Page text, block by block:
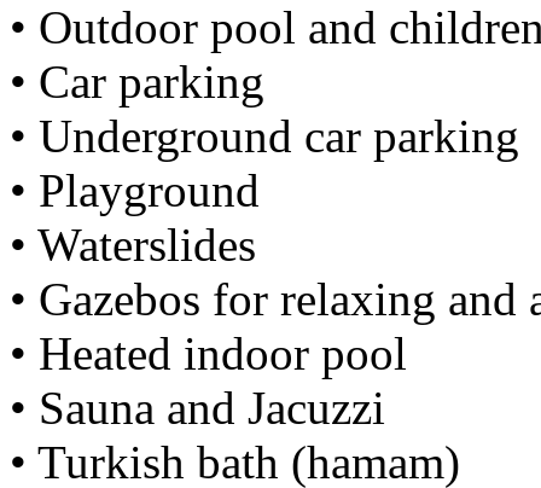
• Outdoor pool and
• Car parking
• Underground car parking
• Playground
• Waterslides
• Gazebos for relaxing and
• Heated indoor pool
• Sauna and Jacuzzi
• Turkish bath (hamam)